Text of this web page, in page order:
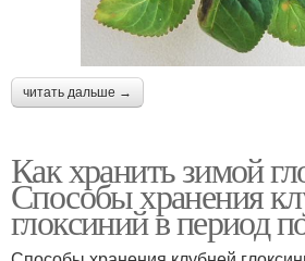
читать дальше →
Как хранить зимой
Способы хранения
глоксиний в период